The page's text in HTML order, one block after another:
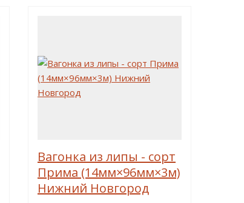
Вагонка из липы - сорт
Прима (14мм×96мм×3м)
Нижний Новгород